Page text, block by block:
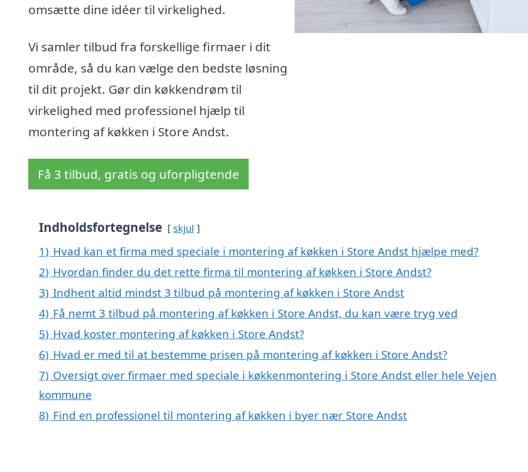
omsætte dine idéer til virkelighed.
Vi samler tilbud fra forskellige firmaer i dit
område, så du kan vælge den bedste løsning
til dit projekt. Gør din køkkendrøm til
virkelighed med professionel hjælp til
montering af køkken i Store Andst.
Få 3 tilbud, gratis og uforpligtende
Indholdsfortegnelse skjul
1) Hvad kan et firma med speciale i montering af køkken i Store Andst hjælpe med?
2) Hvordan finder du det rette firma til montering af køkken i Store Andst?
3) Indhent altid mindst 3 tilbud på montering af køkken i Store Andst
4) Få nemt 3 tilbud på montering af køkken i Store Andst, du kan være tryg ved
5) Hvad koster montering af køkken i Store Andst?
6) Hvad er med til at bestemme prisen på montering af køkken i Store Andst?
7) Oversigt over firmaer med speciale i køkkenmontering i Store Andst eller hele Vejen
kommune
8) Find en professionel til montering af køkken i byer nær Store Andst